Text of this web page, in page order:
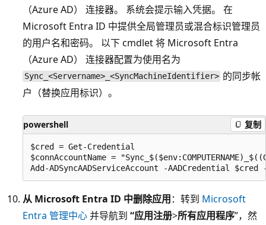
（Azure AD） 连接器。 系统会提示输入凭据。 在
Microsoft Entra ID 中提供全局管理员或混合标识管理员
的用户名和密码。 以下 cmdlet 将 Microsoft Entra
（Azure AD） 连接器配置为使用名为
Sync_<Servername>_<SyncMachineIdentifier> 的同步帐
户（替换应用标识）。
powershell 复制
$cred = Get-Credential
$connAccountName =
从 Microsoft Entra ID 中删除应用：转到 Microsoft
Entra 管理中心并导航到 “应用注册>所有应用程序”，然